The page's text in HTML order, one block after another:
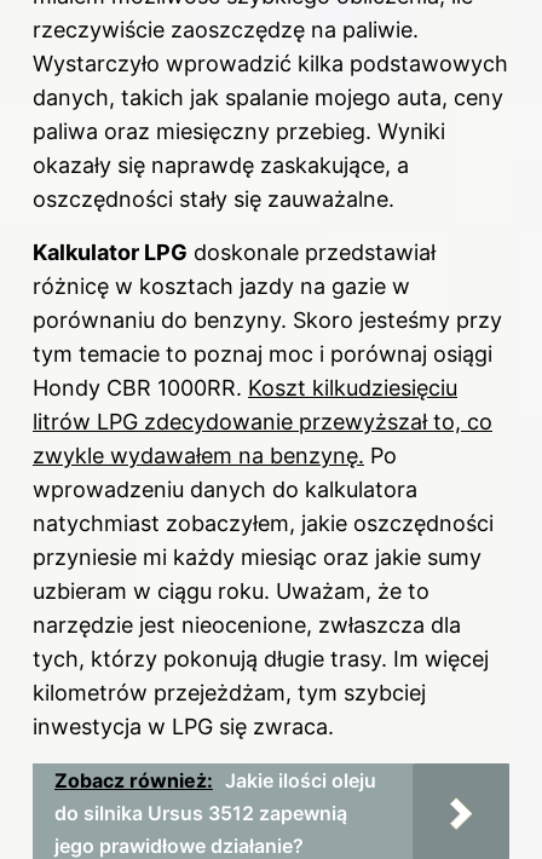
rzeczywiście zaoszczędzę na paliwie.
Wystarczyło wprowadzić kilka podstawowych
danych, takich jak spalanie mojego auta, ceny
paliwa oraz miesięczny przebieg. Wyniki
okazały się naprawdę zaskakujące, a
oszczędności stały się zauważalne.
Kalkulator LPG doskonale przedstawiał
różnicę w kosztach jazdy na gazie w
porównaniu do benzyny. Skoro jesteśmy przy
tym temacie to poznaj moc i porównaj osiągi
Hondy CBR 1000RR. Koszt kilkudziesięciu
litrów LPG zdecydowanie przewyższał to, co
zwykle wydawałem na benzynę. Po
wprowadzeniu danych do kalkulatora
natychmiast zobaczyłem, jakie oszczędności
przyniesie mi każdy miesiąc oraz jakie sumy
uzbieram w ciągu roku. Uważam, że to
narzędzie jest nieocenione, zwłaszcza dla
tych, którzy pokonują długie trasy. Im więcej
kilometrów przejeżdżam, tym szybciej
inwestycja w LPG się zwraca.
Zobacz również: Jakie ilości oleju
do silnika Ursus 3512 zapewnią
jego prawidłowe działanie?